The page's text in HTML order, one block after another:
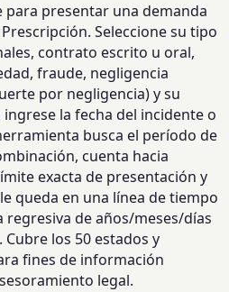
para presentar una demanda
Seleccione su tipo
contrato escrito u oral,
fraude, negligencia
por negligencia) y su
ingrese la fecha del incidente o
busca el período de
cuenta hacia
exacta de presentación y
queda en una línea de tiempo
de años/meses/días
los 50 estados y
fines de información
legal.